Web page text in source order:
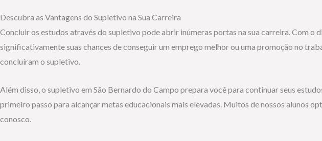
Descubra as Vantagens do Supletivo na Sua Carreira
Concluir os estudos através do supletivo pode abrir inúmeras portas na sua carreira. Com
significativamente suas chances de conseguir um emprego melhor ou uma promoção no
concluíram o supletivo.
Além disso, o supletivo em São Bernardo do Campo prepara você para continuar seus
primeiro passo para alcançar metas educacionais mais elevadas. Muitos de nossos alunos
conosco.